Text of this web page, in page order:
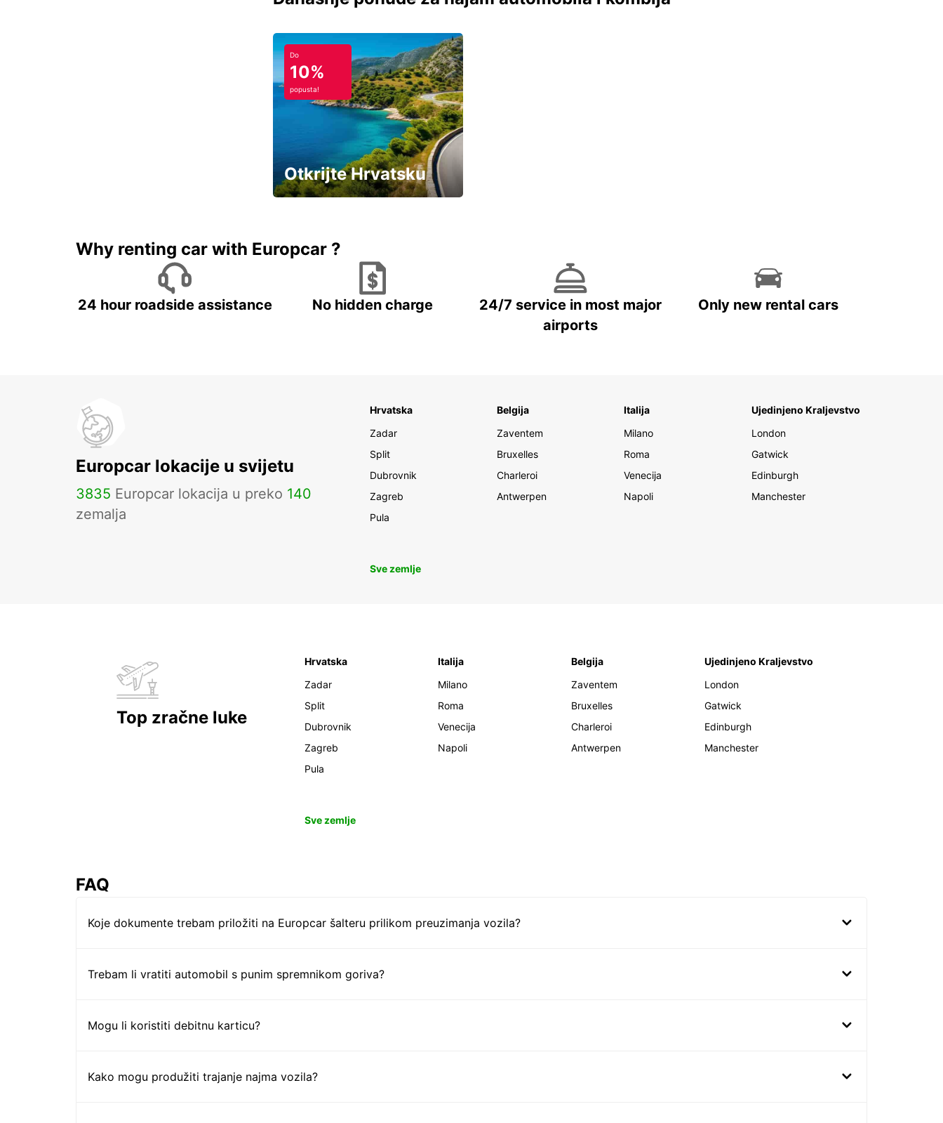
Do
10%
popusta!
Otkrijte Hrvatsku
Why renting car with Europcar ?
24 hour roadside assistance No hidden charge
24/7 service in most major
airports
Only new rental cars
Europcar lokacije u svijetu
3835 Europcar lokacija u preko 140
zemalja
Hrvatska
Zadar
Split
Dubrovnik
Zagreb
Pula
Belgija
Zaventem
Bruxelles
Charleroi
Antwerpen
Italija
Milano
Roma
Venecija
Napoli
Ujedinjeno Kraljevstvo
London
Gatwick
Edinburgh
Manchester
Sve zemlje
Top zračne luke
Hrvatska
Zadar
Split
Dubrovnik
Zagreb
Pula
Italija
Milano
Roma
Venecija
Napoli
Belgija
Zaventem
Bruxelles
Charleroi
Antwerpen
Ujedinjeno Kraljevstvo
London
Gatwick
Edinburgh
Manchester
Sve zemlje
FAQ
Koje dokumente trebam priložiti na Europcar šalteru prilikom preuzimanja vozila?
Trebam li vratiti automobil s punim spremnikom goriva?
Mogu li koristiti debitnu karticu?
Kako mogu produžiti trajanje najma vozila?